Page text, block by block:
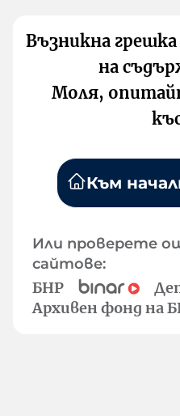
Възникна
на
Моля,
Към
Или проверете
сайтове:
БНР
Архивен фонд на